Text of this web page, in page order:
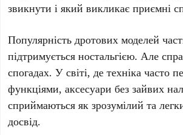
звикнути і який викликає приємні
Популярність дротових моделей
підтримується ностальгією. Але
спогадах. У світі, де техніка часто
функціями, аксесуари без зайвих
сприймаються як зрозумілий та
досвід.